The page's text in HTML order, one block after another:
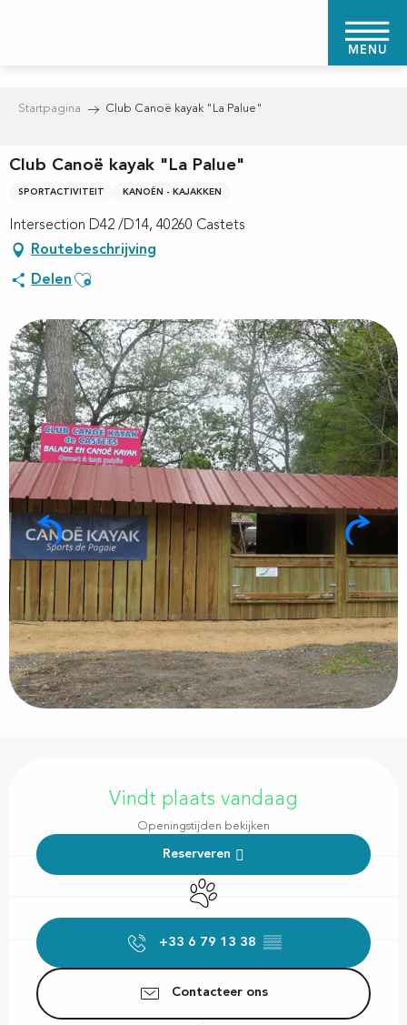
MENU
Startpagina Club Canoë kayak "La Palue"
Club Canoë kayak "La Palue"
SPORTACTIVITEIT KANOËN - KAJAKKEN
Intersection D42 /D14, 40260 Castets
Routebeschrijving
Delen Ajouter aux favoris
Vindt plaats vandaag
Openingstijden bekijken
Reserveren
Dieren toegelaten
+33 6 79 13 38 ▒▒
Contacteer ons